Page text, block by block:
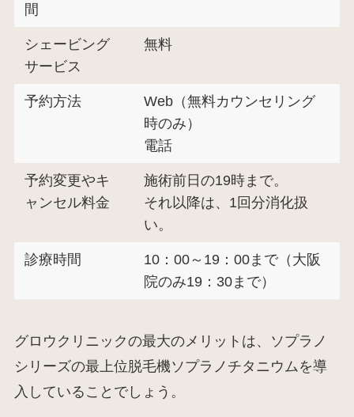
間
シェービング
サービス
無料
予約方法
Web（無料カウンセリング
時のみ）
電話
予約変更やキ
ャンセル料金
施術前日の19時まで。
それ以降は、1回分消化扱
い。
診療時間
10：00～19：00まで（大阪
院のみ19：30まで）
グロウクリニックの最大のメリットは、ソプラノ
シリーズの最上位脱毛機ソプラノチタニウムを導
入していることでしょう。